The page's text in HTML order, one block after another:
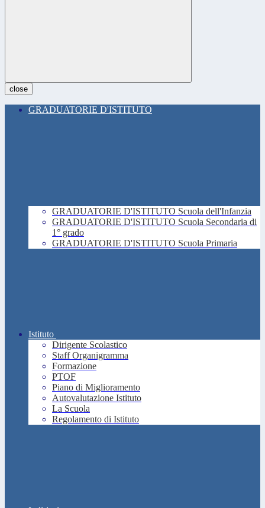
close
GRADUATORIE D'ISTITUTO
GRADUATORIE D'ISTITUTO Scuola dell'Infanzia
GRADUATORIE D'ISTITUTO Scuola Secondaria di
1° grado
GRADUATORIE D'ISTITUTO Scuola Primaria
Istituto
Dirigente Scolastico
Staff Organigramma
Formazione
PTOF
Piano di Miglioramento
Autovalutazione Istituto
La Scuola
Regolamento di Istituto